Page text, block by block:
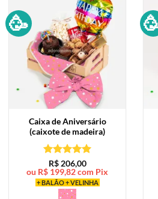
🥳
Caixa deAniversário
(caixote de madeira)
Avaliação5
de 5
R$206,00
ou R$ 199,82com Pix
+ BALÃO + VELINHA